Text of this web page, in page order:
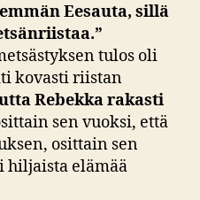
Eesauta, sillä
tulos oli
kovasti riistan
Rebekka rakasti
sen vuoksi, että
osittain sen
hiljaista elämää